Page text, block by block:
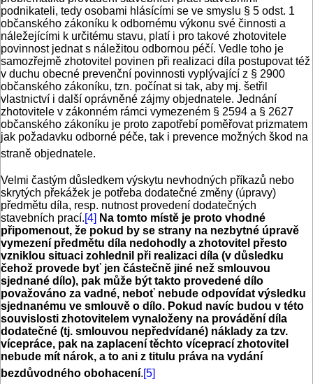
podnikateli, tedy osobami hlásícími se ve smyslu § 5 odst. 1
občanského zákoníku k odbornému výkonu své činnosti a
náležejícími k určitému stavu, platí i pro takové zhotovitele
povinnost jednat s náležitou odbornou péčí. Vedle toho je
samozřejmě zhotovitel povinen při realizaci díla postupovat též
v duchu obecné prevenční povinnosti vyplývající z § 2900
občanského zákoníku, tzn. počínat si tak, aby mj. šetřil
vlastnictví i další oprávněné zájmy objednatele. Jednání
zhotovitele v zákonném rámci vymezeném § 2594 a § 2627
občanského zákoníku je proto zapotřebí poměřovat prizmatem
jak požadavku odborné péče, tak i prevence možných škod na
straně objednatele.
Velmi častým důsledkem výskytu nevhodných příkazů nebo
skrytých překážek je potřeba dodatečné změny (úpravy)
předmětu díla, resp. nutnost provedení dodatečných
stavebních prací.[4] Na tomto místě je proto vhodné
připomenout, že pokud by se strany na nezbytné úpravě
vymezení předmětu díla nedohodly a zhotovitel přesto
vzniklou situaci zohlednil při realizaci díla (v důsledku
čehož provede byť jen částečně jiné než smlouvou
sjednané dílo), pak může být takto provedené dílo
považováno za vadné, neboť nebude odpovídat výsledku
sjednanému ve smlouvě o dílo. Pokud navíc budou v této
souvislosti zhotovitelem vynaloženy na provádění díla
dodatečné (tj. smlouvou nepředvídané) náklady za tzv.
vícepráce, pak na zaplacení těchto víceprací zhotovitel
nebude mít nárok, a to ani z titulu práva na vydání
bezdůvodného obohacení.[5]